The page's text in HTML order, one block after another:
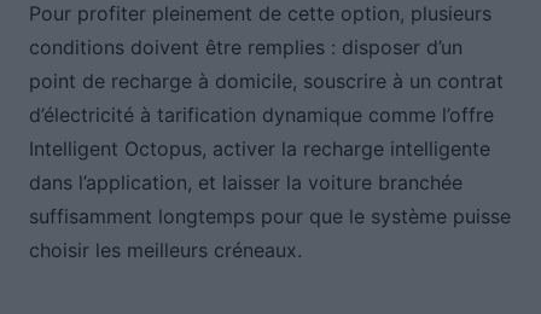
Pour profiter pleinement de cette option, plusieurs
conditions doivent être remplies : disposer d’un
point de recharge à domicile, souscrire à un contrat
d’électricité à tarification dynamique comme l’offre
Intelligent Octopus, activer la recharge intelligente
dans l’application, et laisser la voiture branchée
suffisamment longtemps pour que le système puisse
choisir les meilleurs créneaux.